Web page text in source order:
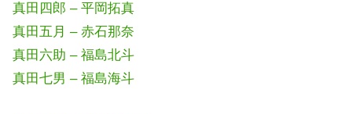
真田四郎 – 平岡拓真
真田五月 – 赤石那奈
真田六助 – 福島北斗
真田七男 – 福島海斗